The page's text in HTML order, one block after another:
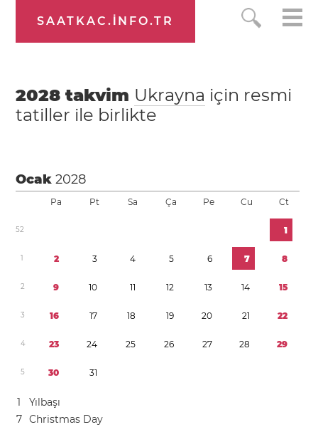
SAATKAC.INFO.TR
2028 takvim Ukrayna için resmi
tatiller ile birlikte
Ocak2028
Pa Pt Sa Ça Pe Cu Ct
52 1
1 2 3 4 5 6 7 8
2 9 10 11 12 13 14 15
3 16 17 18 19 20 21 22
4 23 24 25 26 27 28 29
5 30 31
1
Yılbaşı
7 Christmas Day